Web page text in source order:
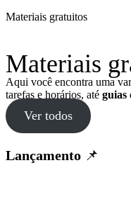
Materiais gratuitos
Materiais
Aqui você encontra uma
tarefas e horários, até guias
Ver todos
Lançamento 📌